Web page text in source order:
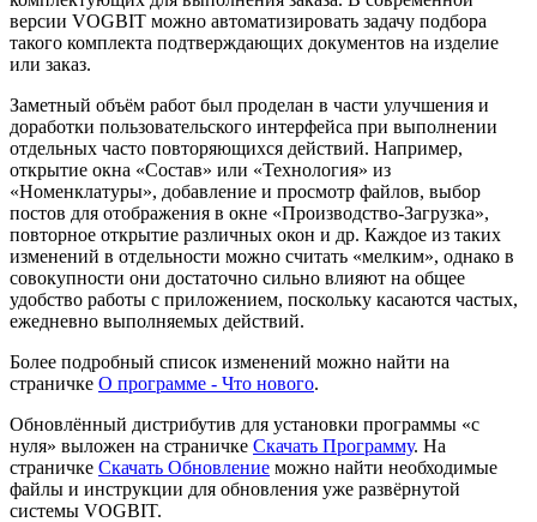
версии VOGBIT можно автоматизировать задачу подбора
такого комплекта подтверждающих документов на изделие
или заказ.
Заметный объём работ был проделан в части улучшения и
доработки пользовательского интерфейса при выполнении
отдельных часто повторяющихся действий. Например,
открытие окна «Состав» или «Технология» из
«Номенклатуры», добавление и просмотр файлов, выбор
постов для отображения в окне «Производство-Загрузка»,
повторное открытие различных окон и др. Каждое из таких
изменений в отдельности можно считать «мелким», однако в
совокупности они достаточно сильно влияют на общее
удобство работы с приложением, поскольку касаются частых,
ежедневно выполняемых действий.
Более подробный список изменений можно найти на
страничке О программе - Что нового.
Обновлённый дистрибутив для установки программы «с
нуля» выложен на страничке Скачать Программу. На
страничке Скачать Обновление можно найти необходимые
файлы и инструкции для обновления уже развёрнутой
системы VOGBIT.